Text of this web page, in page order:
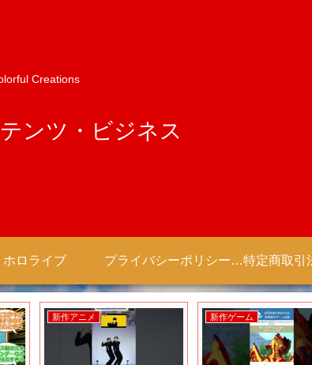
Creations
ンツ・ビジネス
ホロライブ プライバシーポリシー 【Colorful Creation】
新作アニメ 新作ゲーム